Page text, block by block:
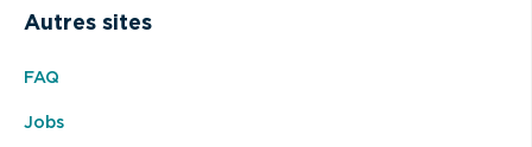
Autres sites
FAQ
Jobs